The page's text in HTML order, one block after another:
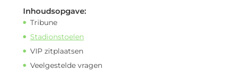
Inhoudsopgave:
Tribune
Stadionstoelen
VIP zitplaatsen
Veelgestelde vragen